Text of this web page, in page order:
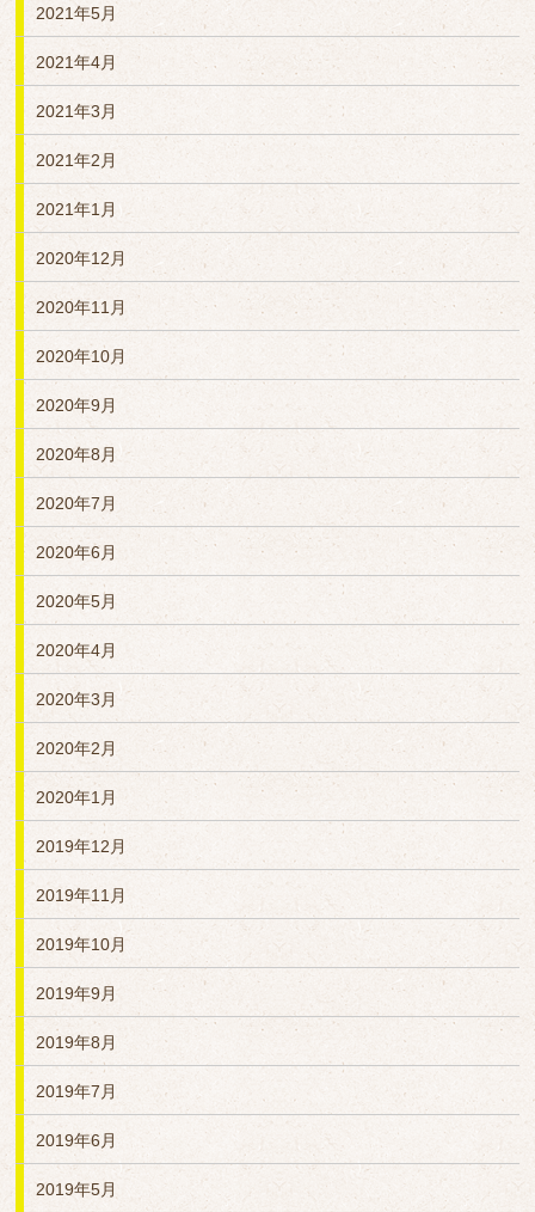
2021年5月
2021年4月
2021年3月
2021年2月
2021年1月
2020年12月
2020年11月
2020年10月
2020年9月
2020年8月
2020年7月
2020年6月
2020年5月
2020年4月
2020年3月
2020年2月
2020年1月
2019年12月
2019年11月
2019年10月
2019年9月
2019年8月
2019年7月
2019年6月
2019年5月